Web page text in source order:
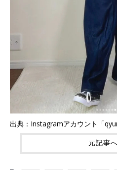
出典：Instagramアカウント「
元記事